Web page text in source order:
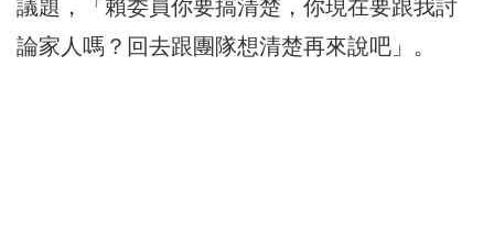
議題，「賴委員你要搞清楚，你現在要跟我討
論家人嗎？回去跟團隊想清楚再來說吧」。